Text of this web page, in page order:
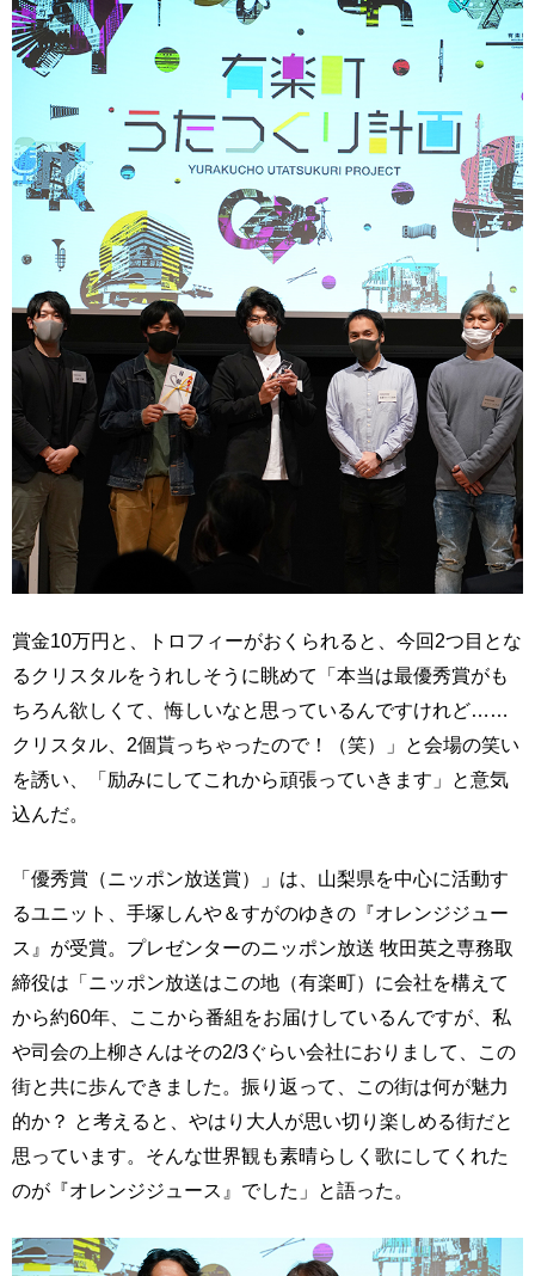
賞金10万円と、トロフィーがおくられると、今回2つ目とな
るクリスタルをうれしそうに眺めて「本当は最優秀賞がも
ちろん欲しくて、悔しいなと思っているんですけれど……
クリスタル、2個貰っちゃったので！（笑）」と会場の笑い
を誘い、「励みにしてこれから頑張っていきます」と意気
込んだ。
「優秀賞（ニッポン放送賞）」は、山梨県を中心に活動す
るユニット、手塚しんや＆すがのゆきの『オレンジジュー
ス』が受賞。プレゼンターのニッポン放送 牧田英之専務取
締役は「ニッポン放送はこの地（有楽町）に会社を構えて
から約60年、ここから番組をお届けしているんですが、私
や司会の上柳さんはその2/3ぐらい会社におりまして、この
街と共に歩んできました。振り返って、この街は何が魅力
的か？ と考えると、やはり大人が思い切り楽しめる街だと
思っています。そんな世界観も素晴らしく歌にしてくれた
のが『オレンジジュース』でした」と語った。